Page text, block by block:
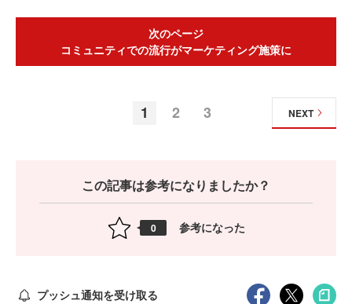
次のページ
コミュニティでの流行がマーケティング施策に
1 2 3 NEXT
この記事は参考になりましたか？
0 参考になった
プッシュ通知を受け取る